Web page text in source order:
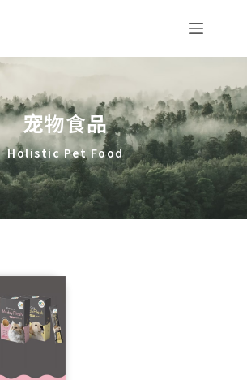
宠物食品
Holistic Pet Food